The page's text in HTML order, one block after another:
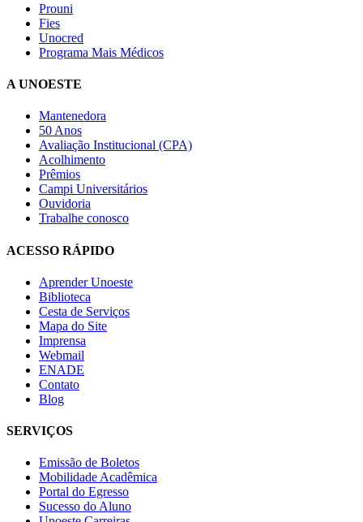
Prouni
Fies
Unocred
Programa Mais Médicos
A UNOESTE
Mantenedora
50 Anos
Avaliação Institucional (CPA)
Acolhimento
Prêmios
Campi Universitários
Ouvidoria
Trabalhe conosco
ACESSO RÁPIDO
Aprender Unoeste
Biblioteca
Cesta de Serviços
Mapa do Site
Imprensa
Webmail
ENADE
Contato
Blog
SERVIÇOS
Emissão de Boletos
Mobilidade Acadêmica
Portal do Egresso
Sucesso do Aluno